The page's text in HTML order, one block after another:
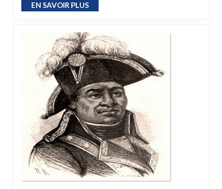
EN SAVOIR PLUSEN SAVOIR PLUS